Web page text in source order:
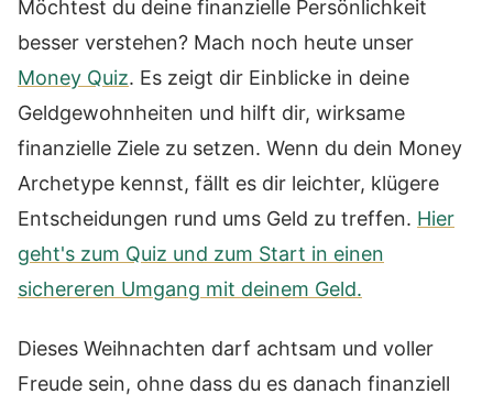
Möchtest du deine finanzielle Persönlichkeit
besser verstehen? Mach noch heute unser
Money Quiz. Es zeigt dir Einblicke in deine
Geldgewohnheiten und hilft dir, wirksame
finanzielle Ziele zu setzen. Wenn du dein Money
Archetype kennst, fällt es dir leichter, klügere
Entscheidungen rund ums Geld zu treffen. Hier
geht's zum Quiz und zum Start in einen
sichereren Umgang mit deinem Geld.
Dieses Weihnachten darf achtsam und voller
Freude sein, ohne dass du es danach finanziell